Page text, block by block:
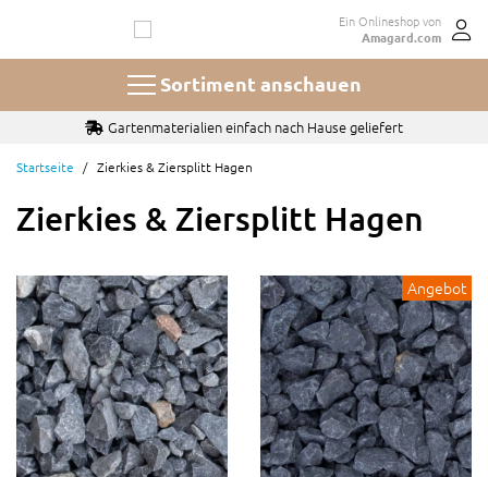
springen
Ein Onlineshop von
Amagard.com
Sortiment anschauen
Auswahl aus 100+ Sorten und Größen Kies und Splitt
Startseite Zierkies & Ziersplitt Hagen
Zierkies & Ziersplitt Hagen
Angebot